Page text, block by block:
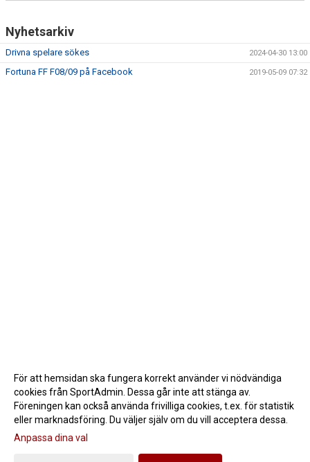
Nyhetsarkiv
Drivna spelare sökes 2024-04-30 13:00
Fortuna FF F08/09 på Facebook 2019-05-09 07:32
Gå till Webbversion
För att hemsidan ska fungera korrekt använder vi nödvändiga
cookies från SportAdmin. Dessa går inte att stänga av.
Föreningen kan också använda frivilliga cookies, t.ex. för statistik
eller marknadsföring. Du väljer själv om du vill acceptera dessa.
Anpassa dina val